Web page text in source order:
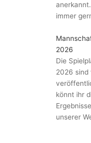
immer
2026
Die
2026 sind
könnt ihr
unserer